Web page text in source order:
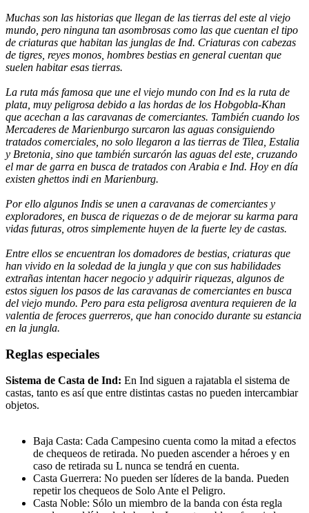
Muchas son las historias que llegan de las tierras del este al viejo
mundo, pero ninguna tan asombrosas como las que cuentan el tipo
de criaturas que habitan las junglas de Ind. Criaturas con cabezas
de tigres, reyes monos, hombres bestias en general cuentan que
suelen habitar esas tierras.
La ruta más famosa que une el viejo mundo con Ind es la ruta de
plata, muy peligrosa debido a las hordas de los Hobgobla-Khan
que acechan a las caravanas de comerciantes. También cuando los
Mercaderes de Marienburgo surcaron las aguas consiguiendo
tratados comerciales, no solo llegaron a las tierras de Tilea, Estalia
y Bretonia, sino que también surcarón las aguas del este, cruzando
el mar de garra en busca de tratados con Arabia e Ind. Hoy en día
existen ghettos indi en Marienburg.
Por ello algunos Indis se unen a caravanas de comerciantes y
exploradores, en busca de riquezas o de de mejorar su karma para
vidas futuras, otros simplemente huyen de la fuerte ley de castas.
Entre ellos se encuentran los domadores de bestias, criaturas que
han vivido en la soledad de la jungla y que con sus habilidades
extrañas intentan hacer negocio y adquirir riquezas, algunos de
estos siguen los pasos de las caravanas de comerciantes en busca
del viejo mundo. Pero para esta peligrosa aventura requieren de la
valentia de feroces guerreros, que han conocido durante su estancia
en la jungla.
Reglas especiales
Sistema de Casta de Ind: En Ind siguen a rajatabla el sistema de
castas, tanto es así que entre distintas castas no pueden intercambiar
objetos.
Baja Casta: Cada Campesino cuenta como la mitad a efectos
de chequeos de retirada. No pueden ascender a héroes y en
caso de retirada su L nunca se tendrá en cuenta.
Casta Guerrera: No pueden ser líderes de la banda. Pueden
repetir los chequeos de Solo Ante el Peligro.
Casta Noble: Sólo un miembro de la banda con ésta regla